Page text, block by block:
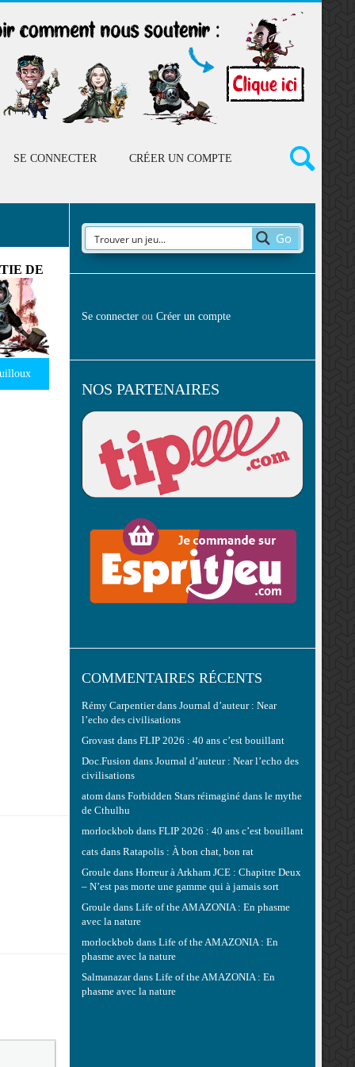
SE CONNECTER CRÉER UN COMPTE
DE
Go
Se connecterou Créer un compte
NOS PARTENAIRES
COMMENTAIRES RÉCENTS
Rémy Carpentierdans Journal d’auteur : Near
l’echo des civilisations
Grovastdans FLIP 2026 : 40 ans c’est bouillant
Doc.Fusiondans Journal d’auteur : Near l’echo des
civilisations
atomdans Forbidden Stars réimaginé dans le mythe
de Cthulhu
morlockbob dans FLIP 2026 : 40 ans c’est bouillant
catsdans Ratapolis : À bon chat, bon rat
Grouledans Horreur à Arkham JCE : Chapitre Deux
– N’est pas morte une gamme qui à jamais sort
Grouledans Life of the AMAZONIA : En phasme
avec la nature
morlockbob dans Life of the AMAZONIA : En
phasme avec la nature
Salmanazardans Life of the AMAZONIA : En
phasme avec la nature